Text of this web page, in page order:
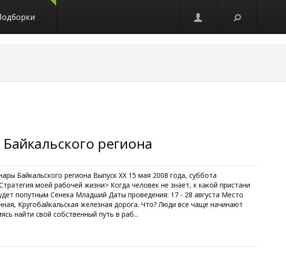
региона
Байкальского региона Выпуск XX 15 мая 2008 года, суббота
моей рабочей жизни> Когда человек не знает, к какой пристани
попутным Сенека Младший Даты проведения: 17 - 28 августа Место
Кругобайкальская железная дорога. Что? Люди все чаще начинают
найти свой собственный путь в раб...